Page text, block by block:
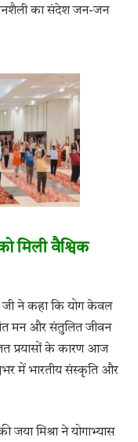
का संदेश जन-जन
मिली वैश्विक
जी ने कहा कि योग केवल
मन और संतुलित जीवन
प्रयासों के कारण आज
में भारतीय संस्कृति और
जया मिश्रा ने योगाभ्यास